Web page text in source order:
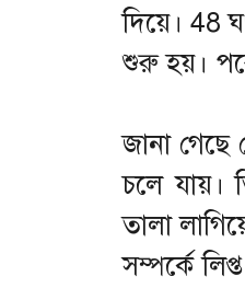
দিয়ে। 48
শুরু হয়।
জানা
চলে যায়।
তালা
সম্পর্কে